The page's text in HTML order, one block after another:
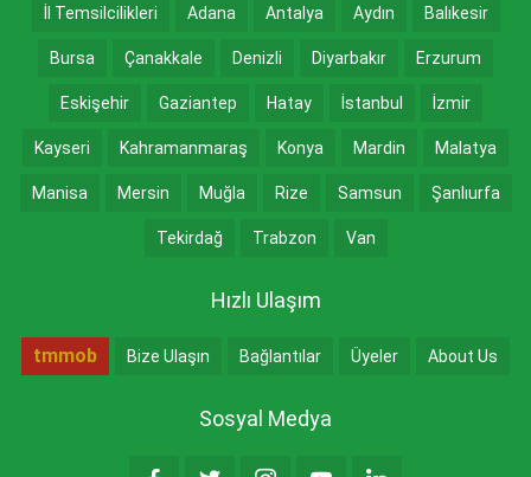
İl Temsilcilikleri Adana Antalya Aydın Balıkesir
Bursa Çanakkale Denizli Diyarbakır Erzurum
Eskişehir Gaziantep Hatay İstanbul İzmir
Kayseri Kahramanmaraş Konya Mardin Malatya
Manisa Mersin Muğla Rize Samsun Şanlıurfa
Tekirdağ Trabzon Van
Hızlı Ulaşım
tmmob Bize Ulaşın Bağlantılar Üyeler About Us
Sosyal Medya